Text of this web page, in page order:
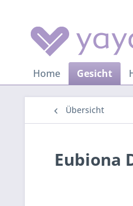
Home Gesicht
Übersicht
Eubiona